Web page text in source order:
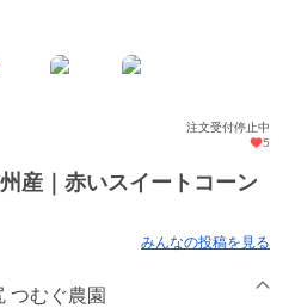
注文受付停止中
5
産｜赤いスイートコーン
みんなの投稿を見る
つむぐ農園